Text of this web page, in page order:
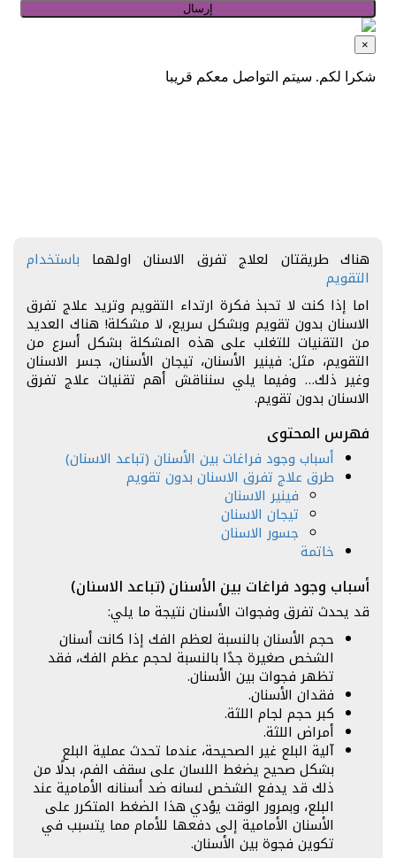
هناك طريقتان لعلاج تفرق الاسنان اولهما باستخدام
التقويم
اما إذا كنت لا تحبذ فكرة ارتداء التقويم وتريد علاج تفرق
الاسنان بدون تقويم وبشكل سريع، لا مشكلة! هناك العديد
من التقنيات للتغلب على هذه المشكلة بشكل أسرع من
التقويم، مثل: فينير الأسنان، تيجان الأسنان، جسر الاسنان
وغير ذلك… وفيما يلي سنناقش أهم تقنيات علاج تفرق
الاسنان بدون تقويم.
فهرس المحتوى
أسباب وجود فراغات بين الأسنان (تباعد الاسنان)
طرق علاج تفرق الاسنان بدون تقويم
فينير الاسنان
تيجان الاسنان
جسور الاسنان
خاتمة
أسباب وجود فراغات بين الأسنان (تباعد الاسنان)
قد يحدث تفرق وفجوات الأسنان نتيجة ما يلي:
حجم الأسنان بالنسبة لعظم الفك إذا كانت أسنان
الشخص صغيرة جدًا بالنسبة لحجم عظم الفك، فقد
تظهر فجوات بين الأسنان.
فقدان الأسنان.
كبر حجم لجام اللثة.
أمراض اللثة.
آلية البلع غير الصحيحة، عندما تحدث عملية البلع
بشكل صحيح يضغط اللسان على سقف الفم، بدلًا من
ذلك قد يدفع الشخص لسانه ضد أسنانه الأمامية عند
البلع، وبمرور الوقت يؤدي هذا الضغط المتكرر على
الأسنان الأمامية إلى دفعها للأمام مما يتسبب في
تكوين فجوة بين الأسنان.